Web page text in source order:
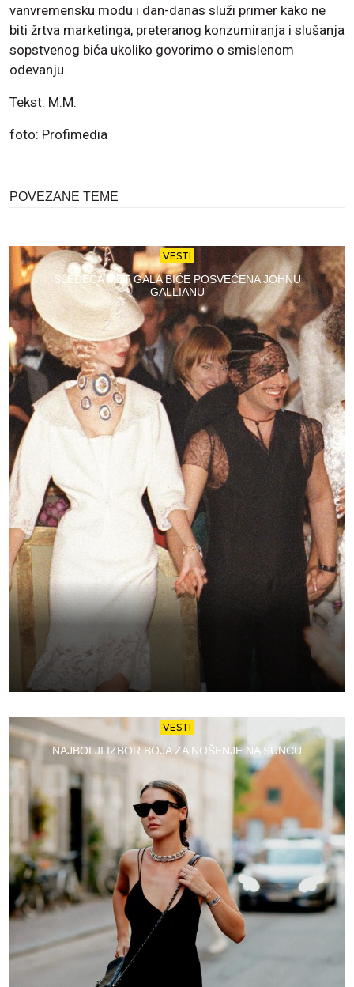
vanvremensku modu i dan-danas služi primer kako ne
biti žrtva marketinga, preteranog konzumiranja i slušanja
sopstvenog bića ukoliko govorimo o smislenom
odevanju.
Tekst: M.M.
foto: Profimedia
POVEZANE TEME
VESTI
SLEDEĆA MET GALA BIĆE POSVEĆENA JOHNU
GALLIANU
VESTI
NAJBOLJI IZBOR BOJA ZA NOŠENJE NA SUNCU